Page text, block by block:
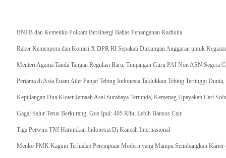
BNPB dan Kemenko Polkam Bersinergi Bahas Penanganan Karhutla
Raker Kemenpora dan Komisi X DPR RI Sepakati Dukungan Anggaran untuk
Menteri Agama Tanda Tangan Regulasi Baru, Tunjangan Guru PAI Non ASN Segera
Pertama di Asia Enam Atlet Panjat Tebing Indonesia Taklukkan Tebing Tertinggi
Kepulangan Dua Kloter Jemaah Asal Surabaya Tertunda, Kemenag Upayakan Cari
Gagal Salur Terus Berkurang, Gus Ipul: 405 Ribu Lebih Bansos Cair
Tiga Perwira TNI Harumkan Indonesia Di Kancah Internasional
Menko PMK Kagum Terhadap Perempuan Modern yang Mampu Seimbangkan Karier